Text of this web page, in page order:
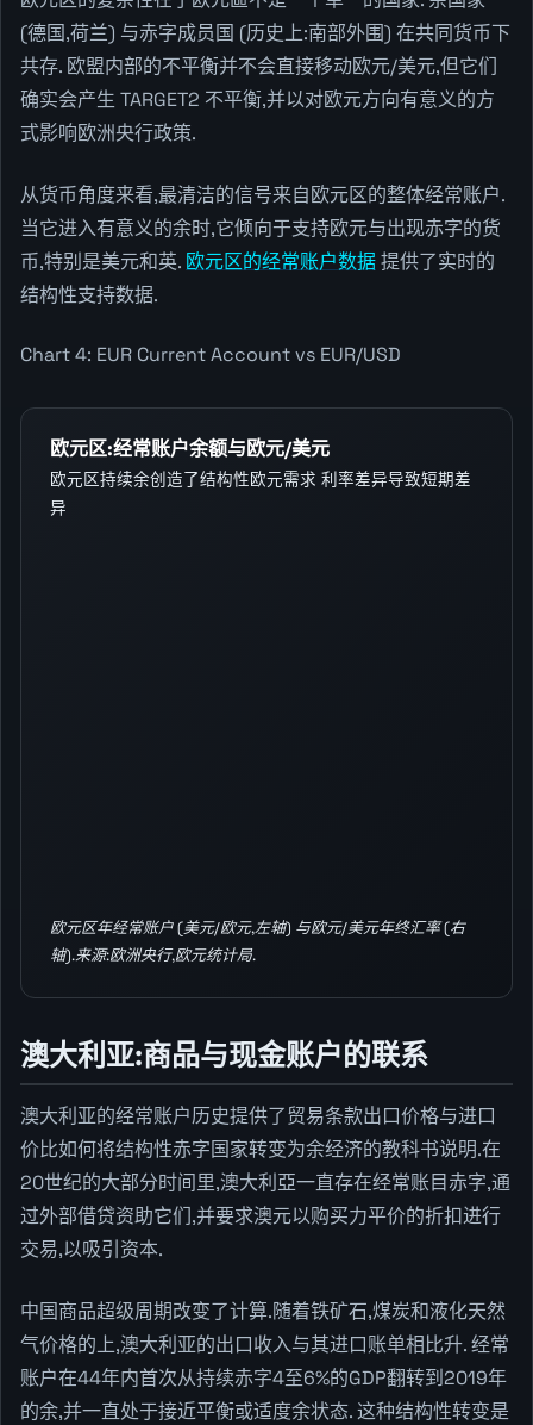
(德国,荷兰) 与赤字成员国 (历史上:南部外围) 在共同货币下
共存. 欧盟内部的不平衡并不会直接移动欧元/美元,但它们
确实会产生 TARGET2 不平衡,并以对欧元方向有意义的方
式影响欧洲央行政策.
从货币角度来看,最清洁的信号来自欧元区的整体经常账户.
当它进入有意义的余时,它倾向于支持欧元与出现赤字的货
币,特别是美元和英. 欧元区的经常账户数据提供了实时的
结构性支持数据.
Chart 4: EUR Current Account vs EUR/USD
欧元区:经常账户余额与欧元/美元
欧元区持续余创造了结构性欧元需求 利率差异导致短期差
异
欧元区年经常账户 (美元/欧元,左轴) 与欧元/美元年终汇率 (右
轴).来源:欧洲央行,欧元统计局.
澳大利亚:商品与现金账户的联系
澳大利亚的经常账户历史提供了贸易条款出口价格与进口
价比如何将结构性赤字国家转变为余经济的教科书说明.在
20世纪的大部分时间里,澳大利亞一直存在经常账目赤字,通
过外部借贷资助它们,并要求澳元以购买力平价的折扣进行
交易,以吸引资本.
中国商品超级周期改变了计算.随着铁矿石,煤炭和液化天然
气价格的上,澳大利亚的出口收入与其进口账单相比升. 经常
账户在44年内首次从持续赤字4至6%的GDP翻转到2019年
的余,并一直处于接近平衡或适度余状态. 这种结构性转变是